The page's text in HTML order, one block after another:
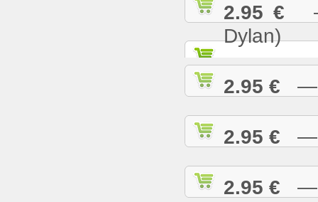
2.95 € —
Dylan)
2.95 € —
2.95 € —
2.95 € —